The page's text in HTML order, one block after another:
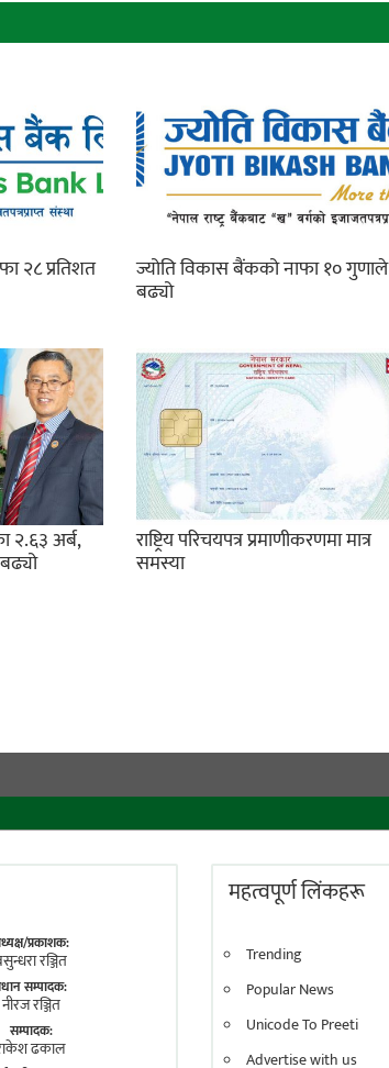
२८ प्रतिशत ज्योति विकास बैंकको नाफा १० गुणाले
बढ्यो
२.६३ अर्ब, राष्ट्रिय परिचयपत्र प्रमाणीकरणमा मात्र
समस्या
प्रकाशक:
रञ्जित
सम्पादक:
नीरज रञ्जित
सम्पादक:
ढकाल
महत्वपूर्ण लिंकहरू
Trending
Popular News
Unicode To Preeti
Advertise with us